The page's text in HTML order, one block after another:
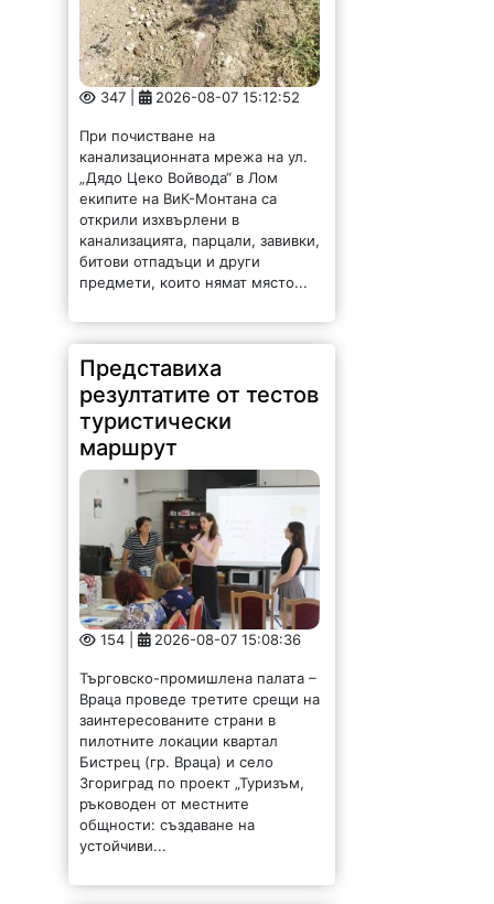
347 | 2026-08-07 15:12:52
канализационната мрежа на ул.
„Дядо Цеко Войвода“ в Лом
екипите на ВиК-Монтана са
открили изхвърлени в
канализацията, парцали, завивки,
битови отпадъци и други
предмети, които нямат място...
Представиха
резултатите от тестов
туристически
маршрут
154 | 2026-08-07 15:08:36
Враца проведе третите срещи на
заинтересованите страни в
пилотните локации квартал
Бистрец (гр. Враца) и село
Згориград по проект „Туризъм,
ръководен от местните
общности: създаване на
устойчиви...